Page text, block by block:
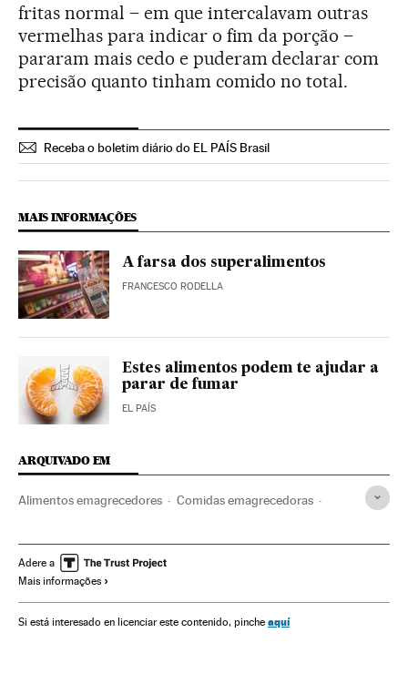
fritas normal – em que intercalavam outras
vermelhas para indicar o fim da porção –
pararam mais cedo e puderam declarar com
precisão quanto tinham comido no total.
Receba o boletim diário do EL PAÍS Brasil
MAIS INFORMAÇÕES
A farsa dos superalimentos
FRANCESCO RODELLA
Estes alimentos podem te ajudar a
parar de fumar
EL PAÍS
ARQUIVADO EM
Alimentos emagrecedores Comidas emagrecedoras
Productos adelgazantes Dietas
Cuidado corporal
Estilo vida Alimentação Indústria
Adere a
Mais informações
Si está interesado en licenciar este contenido, pinche aquí